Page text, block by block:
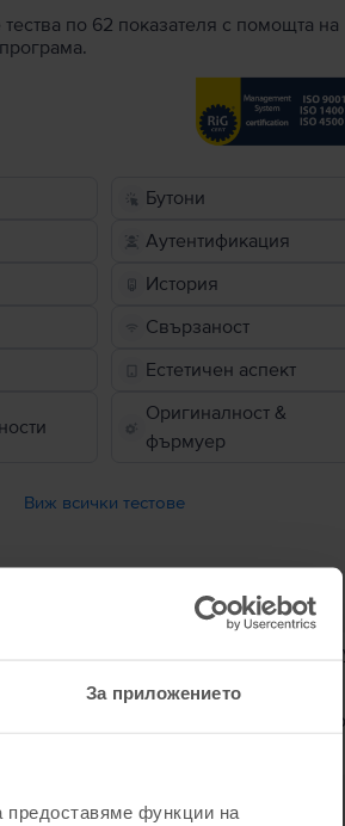
За приложението
предоставяме функции на
по 62 показателя с помощта на
Бутони
Аутентификация
История
Свързаност
Естетичен аспект
Оригиналност &
фърмуер
Виж всички тестове
както по отношение на
като ново. Единствената разлика
му функционалност.